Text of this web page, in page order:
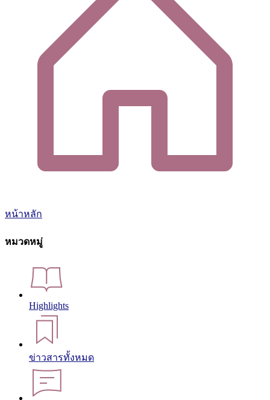
หน้าหลัก
หมวดหมู่
Highlights
ข่าวสารทั้งหมด